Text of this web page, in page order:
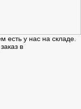
есть у нас на складе.
в